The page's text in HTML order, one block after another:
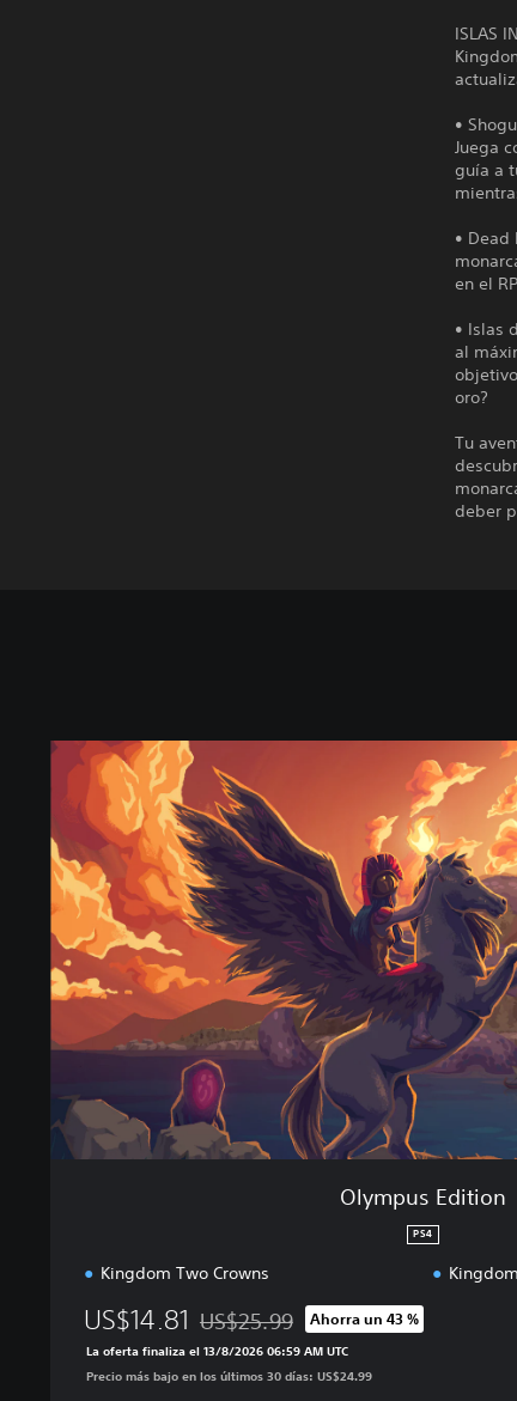
ISLAS
•
Juega
guía a
• Dead
en el
• Islas
al
oro?
Tu
deber
O
p
u
s
E
i
t
o
Olympus Edition
PS4
Kingdom Two Crowns
US$14.81 Rebajado del precio original de US$25.99
US$25.99 Ahorra un 43 %
La oferta finaliza el 13/8/2026 06:59 AM UTC
Precio más bajo en los últimos 30 días: US$24.99